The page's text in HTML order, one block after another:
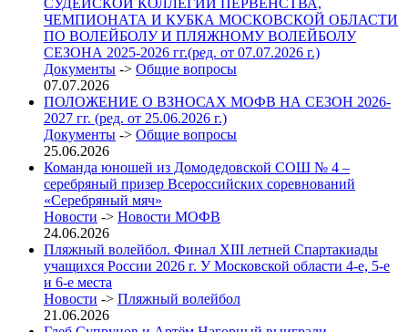
СУДЕЙСКОЙ КОЛЛЕГИИ ПЕРВЕНСТВА,
ЧЕМПИОНАТА И КУБКА МОСКОВСКОЙ ОБЛАСТИ
ПО ВОЛЕЙБОЛУ И ПЛЯЖНОМУ ВОЛЕЙБОЛУ
СЕЗОНА 2025-2026 гг.(ред. от 07.07.2026 г.)
Документы -> Общие вопросы
07.07.2026
ПОЛОЖЕНИЕ О ВЗНОСАХ МОФВ НА СЕЗОН 2026-
2027 гг. (ред. от 25.06.2026 г.)
Документы -> Общие вопросы
25.06.2026
Команда юношей из Домодедовской СОШ № 4 –
серебряный призер Всероссийских соревнований
«Серебряный мяч»
Новости -> Новости МОФВ
24.06.2026
Пляжный волейбол. Финал XIII летней Спартакиады
учащихся России 2026 г. У Московской области 4-е, 5-е
и 6-е места
Новости -> Пляжный волейбол
21.06.2026